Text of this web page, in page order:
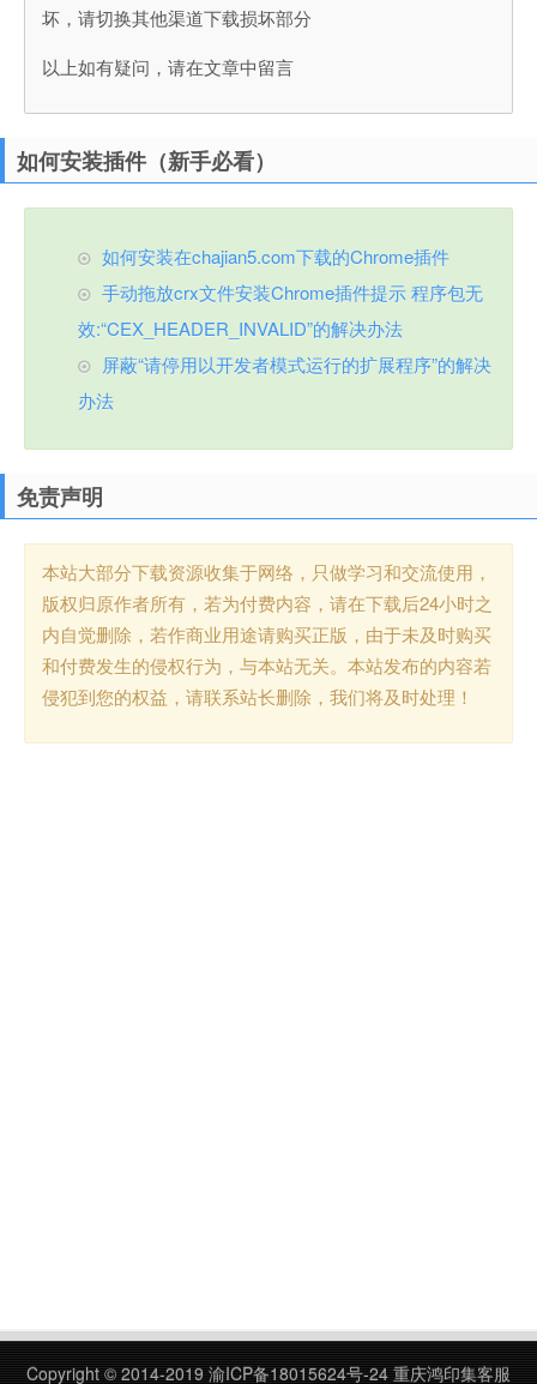
坏，请切换其他渠道下载损坏部分
以上如有疑问，请在文章中留言
如何安装插件（新手必看）
如何安装在chajian5.com下载的Chrome插件
手动拖放crx文件安装Chrome插件提示 程序包无
效:“CEX_HEADER_INVALID”的解决办法
屏蔽“请停用以开发者模式运行的扩展程序”的解决
办法
免责声明
本站大部分下载资源收集于网络，只做学习和交流使用，
版权归原作者所有，若为付费内容，请在下载后24小时之
内自觉删除，若作商业用途请购买正版，由于未及时购买
和付费发生的侵权行为，与本站无关。本站发布的内容若
侵犯到您的权益，请联系站长删除，我们将及时处理！
Copyright © 2014-2019 渝ICP备18015624号-24 重庆鸿印集客服